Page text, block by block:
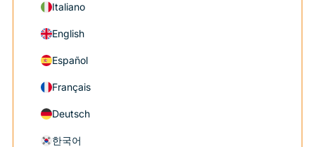
Italiano
English
Español
Français
Deutsch
한국어